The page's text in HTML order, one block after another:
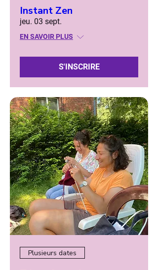
Instant Zen
jeu. 03 sept.
EN SAVOIR PLUS
S'INSCRIRE
Plusieurs dates